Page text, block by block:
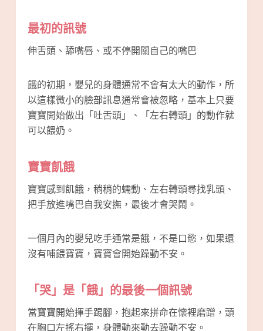
最初的訊號
伸舌頭、舔嘴唇、或不停開關自己的嘴巴
餓的初期，嬰兒的身體通常不會有太大的動作，所
以這樣微小的臉部訊息通常會被忽略，基本上只要
寶寶開始做出「吐舌頭」、「左右轉頭」的動作就
可以餵奶。
寶寶飢餓
寶寶感到飢餓，稍稍的蠕動、左右轉頭尋找乳頭、
把手放進嘴巴自我安撫，最後才會哭鬧。
一個月內的嬰兒吃手通常是餓，不是口慾，如果還
沒有哺餵寶寶，寶寶會開始躁動不安。
「哭」是「餓」的最後一個訊號
當寶寶開始揮手踢腳，抱起來拼命在懷裡磨蹭，頭